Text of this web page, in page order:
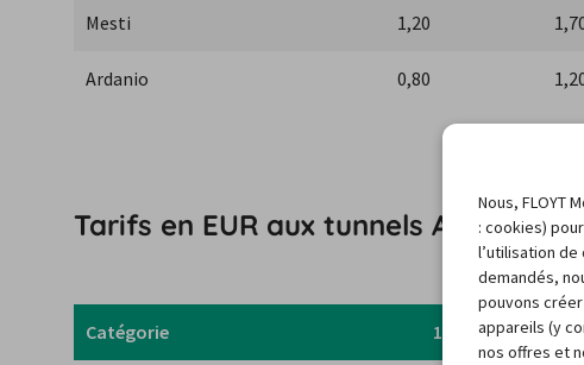
Mesti 1,20
Ardanio 0,80
Tarifs en EUR aux tunnels Aktio-
Catégorie 1 2
Nous, FLOYT
: cookies)
l’utilisation
demandés,
pouvons
appareils (y
nos offres et